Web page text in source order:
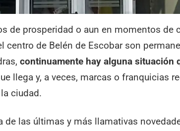
de prosperidad o aun en momentos de
centro de Belén de Escobar son
continuamente hay alguna situación
llega y, a veces, marcas o franquicias
ciudad.
de las últimas y más llamativas